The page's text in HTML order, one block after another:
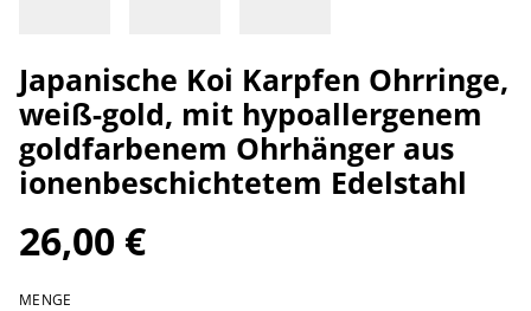
Japanische Koi Karpfen Ohrringe,
weiß-gold, mit hypoallergenem
goldfarbenem Ohrhänger aus
ionenbeschichtetem Edelstahl
26,00 €
MENGE